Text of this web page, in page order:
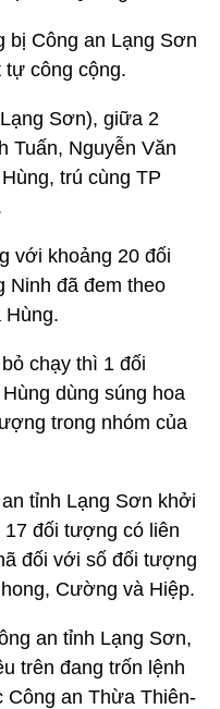
Công an Lạng Sơn
tự công cộng.
Sơn), giữa 2
Tuấn, Nguyễn Văn
trú cùng TP
với khoảng 20 đối
Ninh đã đem theo
Hùng.
chạy thì 1 đối
dùng súng hoa
trong nhóm của
tỉnh Lạng Sơn khởi
đối tượng có liên
đối với số đối tượng
Cường và Hiệp.
an tỉnh Lạng Sơn,
trên đang trốn lệnh
Công an Thừa Thiên-